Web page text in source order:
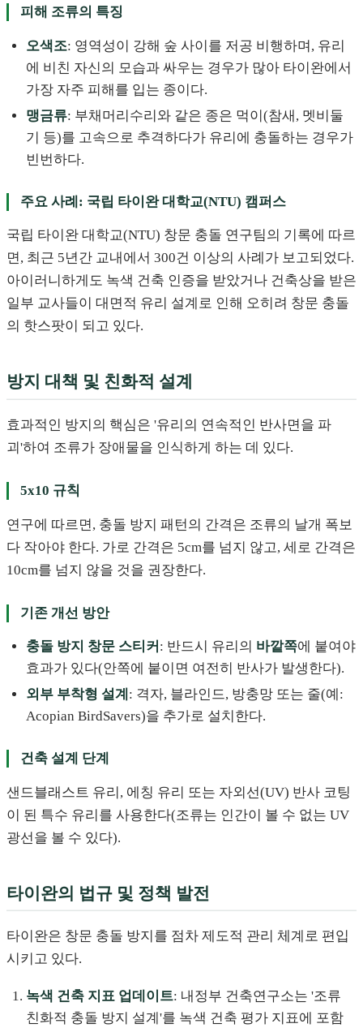
피해 조류의 특징
오색조: 영역성이 강해 숲 사이를 저공 비행하며, 유리
에 비친 자신의 모습과 싸우는 경우가 많아 타이완에서
가장 자주 피해를 입는 종이다.
맹금류: 부채머리수리와 같은 종은 먹이(참새, 멧비둘
기 등)를 고속으로 추격하다가 유리에 충돌하는 경우가
빈번하다.
주요 사례: 국립 타이완 대학교(NTU) 캠퍼스
국립 타이완 대학교(NTU) 창문 충돌 연구팀의 기록에 따르
면, 최근 5년간 교내에서 300건 이상의 사례가 보고되었다.
아이러니하게도 녹색 건축 인증을 받았거나 건축상을 받은
일부 교사들이 대면적 유리 설계로 인해 오히려 창문 충돌
의 핫스팟이 되고 있다.
방지 대책 및 친화적 설계
효과적인 방지의 핵심은 '유리의 연속적인 반사면을 파
괴'하여 조류가 장애물을 인식하게 하는 데 있다.
5x10 규칙
연구에 따르면, 충돌 방지 패턴의 간격은 조류의 날개 폭보
다 작아야 한다. 가로 간격은 5cm를 넘지 않고, 세로 간격은
10cm를 넘지 않을 것을 권장한다.
기존 개선 방안
충돌 방지 창문 스티커 : 반드시 유리의 바깥쪽에 붙여야
효과가 있다(안쪽에 붙이면 여전히 반사가 발생한다).
외부 부착형 설계 : 격자, 블라인드, 방충망 또는 줄(예:
Acopian BirdSavers)을 추가로 설치한다.
건축 설계 단계
샌드블래스트 유리, 에칭 유리 또는 자외선(UV) 반사 코팅
이 된 특수 유리를 사용한다(조류는 인간이 볼 수 없는 UV
광선을 볼 수 있다).
타이완의 법규 및 정책 발전
타이완은 창문 충돌 방지를 점차 제도적 관리 체계로 편입
시키고 있다.
녹색 건축 지표 업데이트: 내정부 건축연구소는 '조류
친화적 충돌 방지 설계'를 녹색 건축 평가 지표에 포함